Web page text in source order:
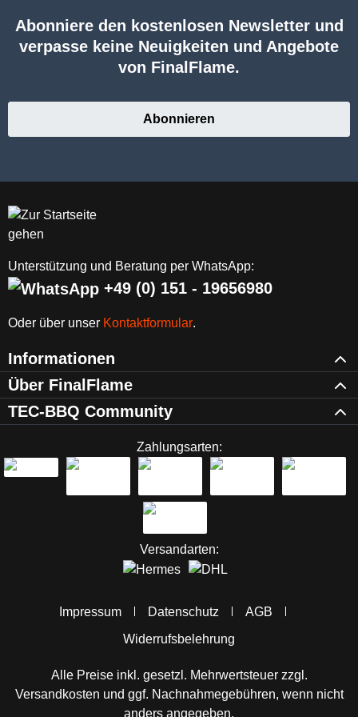
Abonniere den kostenlosen Newsletter und
verpasse keine Neuigkeiten und Angebote
von FinalFlame.
Abonnieren
Unterstützung und Beratung per WhatsApp:
+49 (0) 151 - 19656980
Oder über unser Kontaktformular.
Informationen
Über FinalFlame
TEC-BBQ Community
Zahlungsarten:
Versandarten:
Impressum Datenschutz
AGB
Widerrufsbelehrung
Alle Preise inkl. gesetzl. Mehrwertsteuer zzgl.
Versandkosten und ggf. Nachnahmegebühren, wenn nicht
anders angegeben.